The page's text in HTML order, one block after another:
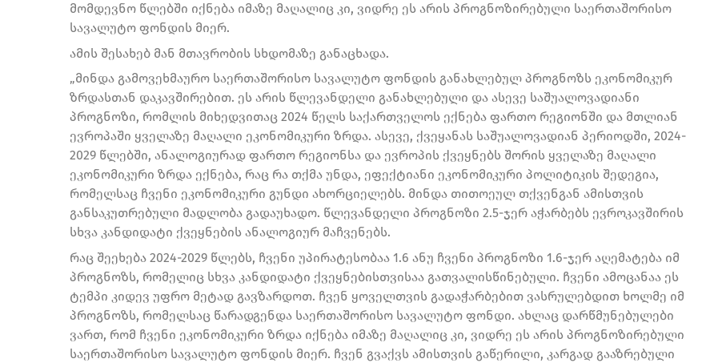
მომდევნო წლებში იქნება იმაზე მაღალიც კი, ვიდრე ეს არის პროგნოზირებული საერთაშორისო
სავალუტო ფონდის მიერ.
ამის შესახებ მან მთავრობის სხდომაზე განაცხადა.
„მინდა გამოვეხმაურო საერთაშორისო სავალუტო ფონდის განახლებულ პროგნოზს ეკონომიკურ
ზრდასთან დაკავშირებით. ეს არის წლევანდელი განახლებული და ასევე საშუალოვადიანი
პროგნოზი, რომლის მიხედვითაც 2024 წელს საქართველოს ექნება ფართო რეგიონში და მთლიან
ევროპაში ყველაზე მაღალი ეკონომიკური ზრდა. ასევე, ქვეყანას საშუალოვადიან პერიოდში, 2024-
2029 წლებში, ანალოგიურად ფართო რეგიონსა და ევროპის ქვეყნებს შორის ყველაზე მაღალი
ეკონომიკური ზრდა ექნება, რაც რა თქმა უნდა, ეფექტიანი ეკონომიკური პოლიტიკის შედეგია,
რომელსაც ჩვენი ეკონომიკური გუნდი ახორციელებს. მინდა თითოეულ თქვენგან ამისთვის
განსაკუთრებული მადლობა გადაუხადო. წლევანდელი პროგნოზი 2.5-ჯერ აჭარბებს ევროკავშირის
სხვა კანდიდატი ქვეყნების ანალოგიურ მაჩვენებს.
რაც შეეხება 2024-2029 წლებს, ჩვენი უპირატესობაა 1.6 ანუ ჩვენი პროგნოზი 1.6-ჯერ აღემატება იმ
პროგნოზს, რომელიც სხვა კანდიდატი ქვეყნებისთვისაა გათვალისწინებული. ჩვენი ამოცანაა ეს
ტემპი კიდევ უფრო მეტად გავზარდოთ. ჩვენ ყოველთვის გადაჭარბებით ვასრულებდით ხოლმე იმ
პროგნოზს, რომელსაც წარადგენდა საერთაშორისო სავალუტო ფონდი. ახლაც დარწმუნებულები
ვართ, რომ ჩვენი ეკონომიკური ზრდა იქნება იმაზე მაღალიც კი, ვიდრე ეს არის პროგნოზირებული
საერთაშორისო სავალუტო ფონდის მიერ. ჩვენ გვაქვს ამისთვის გაწერილი, კარგად გააზრებული